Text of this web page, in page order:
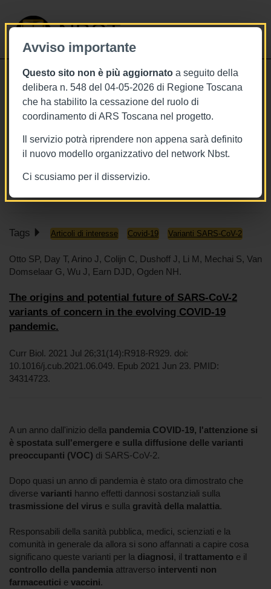
Avviso importante
Questo sito non è più aggiornato a seguito della
delibera n. 548 del 04-05-2026 di Regione Toscana
che ha stabilito la cessazione del ruolo di
coordinamento di ARS Toscana nel progetto.
Il servizio potrà riprendere non appena sarà definito
il nuovo modello organizzativo del network Nbst.
Ci scusiamo per il disservizio.
NBST
29/7/2021
Pandemia da Covid-19, cosa
sappiamo delle varianti di
preoccupazione (VoC)
www.iss.it
Tags Articoli di interesse Covid-19 Varianti SARS-CoV-2
Otto SP, Day T, Arino J, Colijn C, Dushoff J, Li M, Mechai S, Van
Domselaar G, Wu J, Earn DJD, Ogden NH.
The origins and potential future of SARS-CoV-2
variants of concern in the evolving COVID-19
pandemic.
Curr Biol. 2021 Jul 26;31(14):R918-R929. doi:
10.1016/j.cub.2021.06.049. Epub 2021 Jun 23. PMID:
34314723.
A un anno dall'inizio della pandemia COVID-19, l'attenzione si
è spostata sull'emergere e sulla diffusione delle varianti
preoccupanti (VOC) di SARS-CoV-2.
Dopo quasi un anno di pandemia è stato ora dimostrato che
diverse varianti hanno effetti dannosi sostanziali sulla
trasmissione del virus e sulla gravità della malattia.
Responsabili della sanità pubblica, medici, scienziati e la
comunità in generale da allora si sono affannati a capire cosa
significano queste varianti per la diagnosi, il trattamento e il
controllo della pandemia attraverso interventi non
farmaceutici e vaccini.